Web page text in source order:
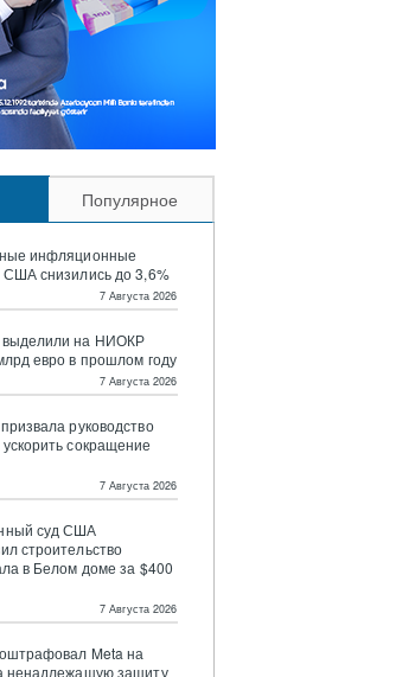
Популярное
инфляционные
снизились до 3,6%
7 Августа 2026
на НИОКР
евро в прошлом году
7 Августа 2026
руководство
сокращение
7 Августа 2026
суд США
строительство
в Белом доме за $400
7 Августа 2026
Meta на
ненадлежащую защиту